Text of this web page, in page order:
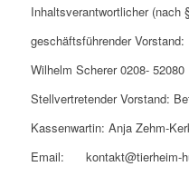
Inhaltsverantwortlicher (nach
geschäftsführender Vorstand:
Wilhelm Scherer 0208- 52080
Stellvertretender Vorstand:
Kassenwartin: Anja Zehm-
Email: kontakt@tierheim-